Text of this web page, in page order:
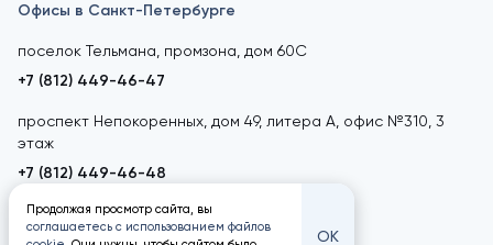
Офисы в Санкт-Петербурге
поселок Тельмана, промзона, дом 60С
+7 (812) 449-46-47
проспект Непокоренных, дом 49, литера А, офис №310, 3
этаж
+7 (812) 449-46-48
Продолжая просмотр сайта, вы
соглашаетесь с использованием файлов
ОК